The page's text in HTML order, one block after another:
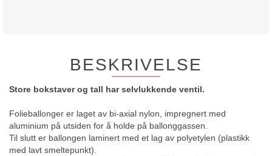
BESKRIVELSE
Store bokstaver og tall har selvlukkende ventil.
Folieballonger er laget av bi-axial nylon, impregnert med
aluminium på utsiden for å holde på ballonggassen.
Til slutt er ballongen laminert med et lag av polyetylen (plastikk
med lavt smeltepunkt).